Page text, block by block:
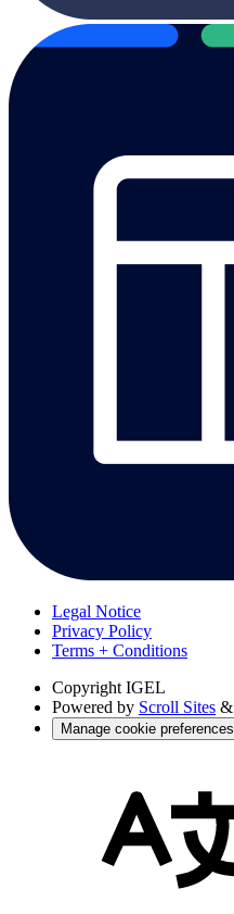
Legal Notice
Privacy Policy
Terms + Conditions
Copyright IGEL
Powered by Scroll Sites &
Manage cookie preferences